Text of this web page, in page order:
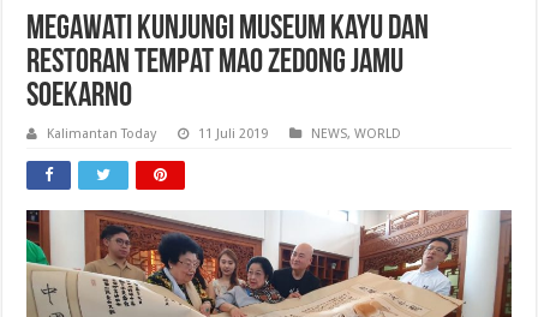
Megawati Kunjungi Museum Kayu dan
Restoran Tempat Mao Zedong Jamu
Soekarno
Kalimantan Today 11 Juli 2019 NEWS,WORLD